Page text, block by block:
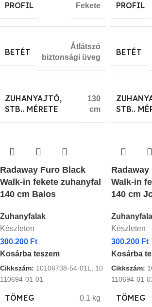
PROFIL Fekete
BETÉT
Átlátszó
biztonsági üveg
ZUHANYAJTÓ,
STB.. MÉRETE
130
cm
PROFIL
BETÉT
STB..
Radaway Furo Black
Walk-in fekete zuhanyfal
140 cm Balos
Zuhanyfalak
Készleten
300.200 Ft
Kosárba teszem
Cikkszám: 10106738-54-01L, 10
110694-01-01
TÖMEG 0.1 kg
Walk-in
140 cm
Készleten
300.200 Ft
Kosárba
Cikkszám:
110694-01-
TÖMEG